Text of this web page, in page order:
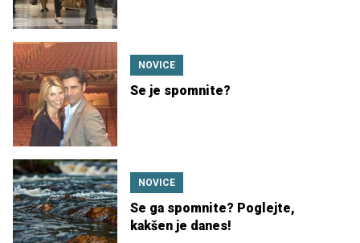
NOVICE
Se je spomnite?
NOVICE
Se ga spomnite? Poglejte,
kakšen je danes!